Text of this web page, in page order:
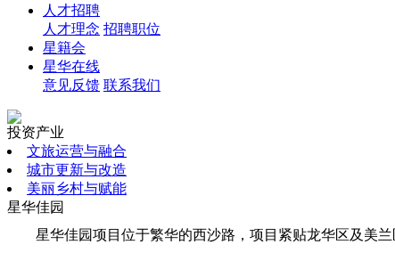
人才招聘
人才理念 招聘职位
星籍会
星华在线
意见反馈 联系我们
投资产业
文旅运营与融合
城市更新与改造
美丽乡村与赋能
星华佳园
星华佳园项目位于繁华的西沙路，项目紧贴龙华区及美